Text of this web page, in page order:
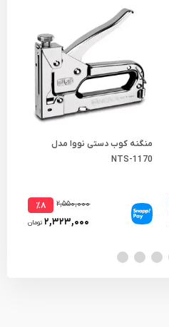
منگنه کوب دستی نووا مدل
NTS-1170
۲,۵۵۰,۰۰۰ ٪۸
۲,۳۲۳,۰۰۰ تومان